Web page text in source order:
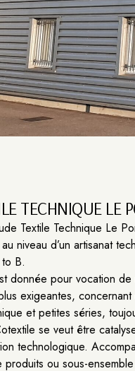
TECHNIQUE LE
Textile Technique Le
niveau d’un artisanat
B.
donnée pour vocation
exigeantes,
et petites séries,
se veut être
technologique.
ou sous-